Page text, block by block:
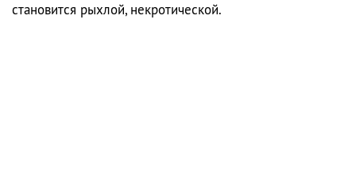
становится рыхлой, некротической.